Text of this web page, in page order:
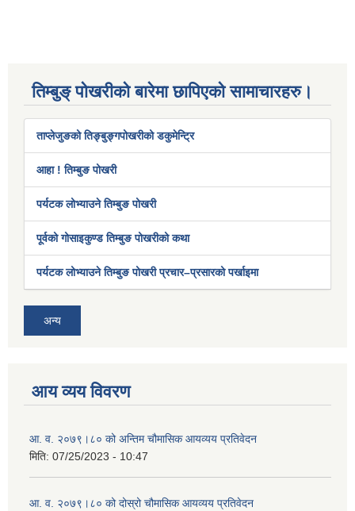
तिम्बुङ् पोखरीको बारेमा छापिएको सामाचारहरु।
ताप्लेजुङको तिङ्बुङ्गपोखरीको डकुमेन्ट्रि
आहा ! तिम्बुङ पोखरी
पर्यटक लोभ्याउने तिम्बुङ पोखरी
पूर्वको गोसाइकुण्ड तिम्बुङ पोखरीको कथा
पर्यटक लोभ्याउने तिम्बुङ पोखरी प्रचार–प्रसारको पर्खाइमा
अन्य
आय व्यय विवरण
आ. व. २०७९।८० को अन्तिम चौमासिक आयव्यय प्रतिवेदन
मिति: 07/25/2023 - 10:47
आ. व. २०७९।८० को दोस्रो चौमासिक आयव्यय प्रतिवेदन